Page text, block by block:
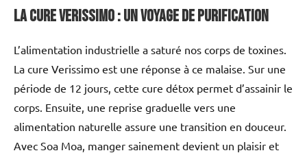
La cure Verissimo : un voyage de purification
L’alimentation industrielle a saturé nos corps de toxines.
La cure Verissimo est une réponse à ce malaise. Sur une
période de 12 jours, cette cure détox permet d’assainir le
corps. Ensuite, une reprise graduelle vers une
alimentation naturelle assure une transition en douceur.
Avec Soa Moa, manger sainement devient un plaisir et